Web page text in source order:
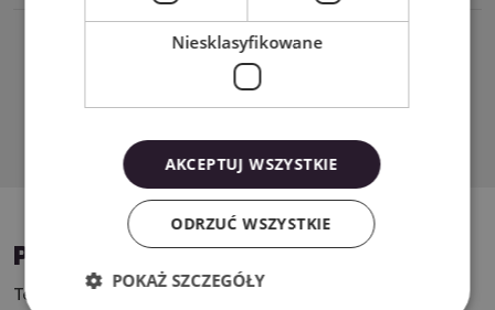
Pobierz PDF
PASUJĄCE URZĄDZENIA
Ten produkt możesz wykorzystać w połączeniu z
Niesklasyfikowane
AKCEPTUJ WSZYSTKIE
ODRZUĆ WSZYSTKIE
POKAŻ SZCZEGÓŁY